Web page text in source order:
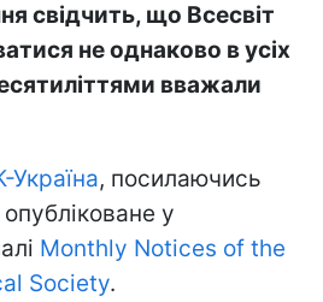
свідчить, що Всесвіт
не однаково в усіх
вважали
Україна, посилаючись
у
Monthly Notices of the
Society.